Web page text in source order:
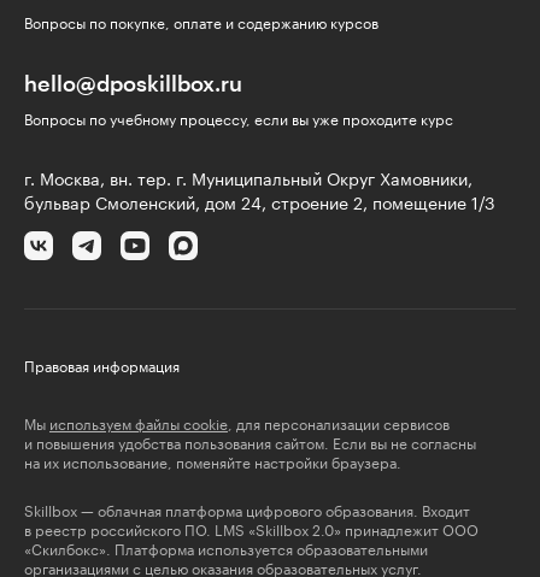
Вопросы по покупке, оплате и содержанию курсов
hello@dposkillbox.ru
Вопросы по учебному процессу, если вы уже проходите курс
г. Москва, вн. тер. г. Муниципальный Округ Хамовники,
бульвар Смоленский, дом 24, строение 2, помещение 1/3
Правовая информация
Мы используем файлы cookie , для персонализации сервисов
и повышения удобства пользования сайтом. Если вы не согласны
на их использование, поменяйте настройки браузера.
Skillbox — облачная платформа цифрового образования. Входит
в реестр российского ПО. LMS «Skillbox 2.0» принадлежит ООО
«Скилбокс». Платформа используется образовательными
организациями с целью оказания образовательных услуг.